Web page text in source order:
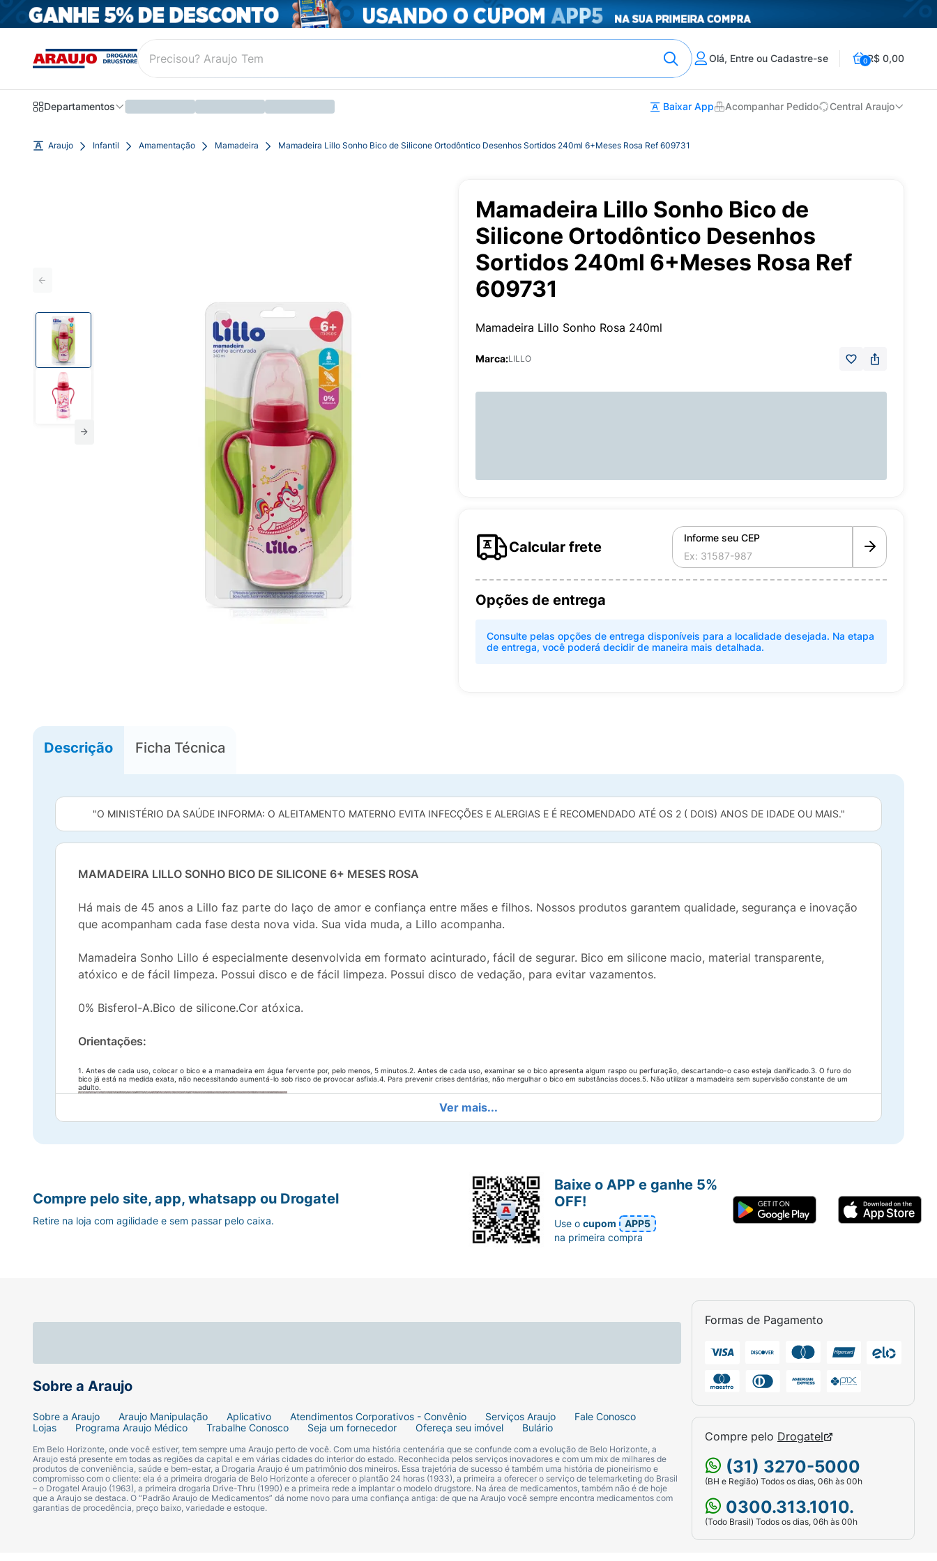
Olá, Entre ou Cadastre-se 0R$ 0,00
Departamentos Baixar App Acompanhar Pedido Central Araujo
Araujo Infantil Amamentação Mamadeira Mamadeira Lillo Sonho Bico de Silicone Ortodôntico Desenhos Sortidos 240ml 6+Meses Rosa Ref 609731
Mamadeira Lillo Sonho Bico de
Silicone Ortodôntico Desenhos
Sortidos 240ml 6+Meses Rosa Ref
609731
Mamadeira Lillo Sonho Rosa 240ml
Marca:LILLO
Calcular frete
Informe seu CEP
Opções de entrega
Consulte pelas opções de entrega disponíveis para a localidade desejada. Na etapa
de entrega, você poderá decidir de maneira mais detalhada.
Descrição Ficha Técnica
"O MINISTÉRIO DA SAÚDE INFORMA: O ALEITAMENTO MATERNO EVITA INFECÇÕES E ALERGIAS E É RECOMENDADO ATÉ OS 2 ( DOIS) ANOS DE IDADE OU MAIS."
MAMADEIRA LILLO SONHO BICO DE SILICONE 6+ MESES ROSA
Há mais de 45 anos a Lillo faz parte do laço de amor e confiança entre mães e filhos. Nossos produtos garantem qualidade, segurança e inovação
que acompanham cada fase desta nova vida. Sua vida muda, a Lillo acompanha.
Mamadeira Sonho Lillo é especialmente desenvolvida em formato acinturado, fácil de segurar. Bico em silicone macio, material transparente,
atóxico e de fácil limpeza. Possui disco e de fácil limpeza. Possui disco de vedação, para evitar vazamentos.
0% Bisferol-A.Bico de silicone.Cor atóxica.
Orientações:
1. Antes de cada uso, colocar o bico e a mamadeira em água fervente por, pelo menos, 5 minutos.2. Antes de cada uso, examinar se o bico apresenta algum raspo ou perfuração, descartando-o caso esteja danificado.3. O furo do
bico já está na medida exata, não necessitando aumentá-lo sob risco de provocar asfixia.4. Para prevenir crises dentárias, não mergulhar o bico em substâncias doces.5. Não utilizar a mamadeira sem supervisão constante de um
adulto.
Ver mais...
Sobre a Araujo
Sobre a Araujo Araujo Manipulação Aplicativo Atendimentos Corporativos - Convênio Serviços Araujo
Fale Conosco
Lojas
Programa Araujo Médico Trabalhe Conosco Seja um fornecedor Ofereça seu imóvel Bulário
Em Belo Horizonte, onde você estiver, tem sempre uma Araujo perto de você. Com uma história centenária que se confunde com a evolução de Belo Horizonte, a
Araujo está presente em todas as regiões da capital e em várias cidades do interior do estado. Reconhecida pelos serviços inovadores e com um mix de milhares de
produtos de conveniência, saúde e bem-estar, a Drogaria Araujo é um patrimônio dos mineiros. Essa trajetória de sucesso é também uma história de pioneirismo e
compromisso com o cliente: ela é a primeira drogaria de Belo Horizonte a oferecer o plantão 24 horas (1933), a primeira a oferecer o serviço de telemarketing do Brasil
– o Drogatel Araujo (1963), a primeira drogaria Drive-Thru (1990) e a primeira rede a implantar o modelo drugstore. Na área de medicamentos, também não é de hoje
que a Araujo se destaca. O “Padrão Araujo de Medicamentos” dá nome novo para uma confiança antiga: de que na Araujo você sempre encontra medicamentos com
garantias de procedência, preço baixo, variedade e estoque.
Formas de Pagamento
Compre pelo Drogatel
(31) 3270-5000
(BH e Região) Todos os dias, 06h às 00h
0300.313.1010.
(Todo Brasil) Todos os dias, 06h às 00h
Compre pelo site, app, whatsapp ou Drogatel
Retire na loja com agilidade e sem passar pelo caixa.
Baixe o APP e ganhe 5%
OFF!
Use ocupom
APP5
na primeira compra